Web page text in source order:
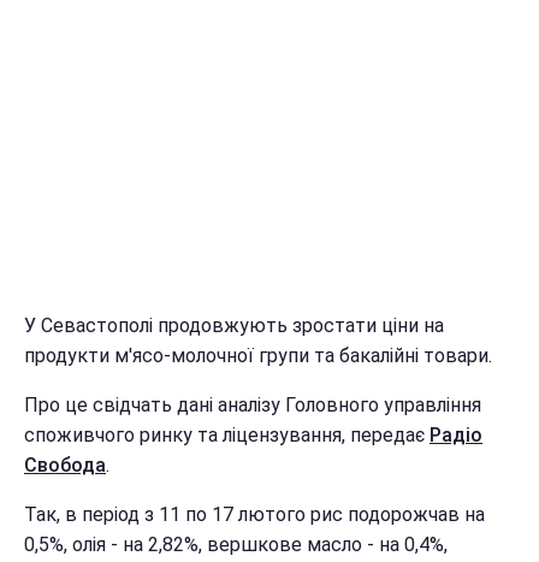
У Севастополі продовжують зростати ціни на
продукти м'ясо-молочної групи та бакалійні товари.
Про це свідчать дані аналізу Головного управління
споживчого ринку та ліцензування, передає Радіо
Свобода.
Так, в період з 11 по 17 лютого рис подорожчав на
0,5%, олія - на 2,82%, вершкове масло - на 0,4%,